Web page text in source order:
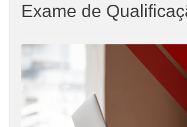
Exame de